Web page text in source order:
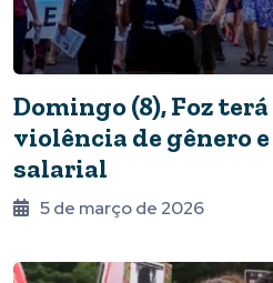
Domingo (8), Foz
violência de gênero
salarial
5 de março de 2026